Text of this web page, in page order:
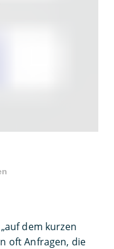
dem kurzen
oft Anfragen, die